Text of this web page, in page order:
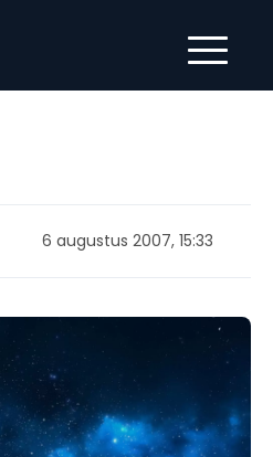
6 augustus 2007, 15:33